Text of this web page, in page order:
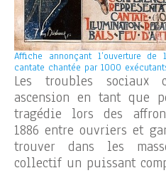
Affiche annonçant l’ouverture
cantate chantée par 1000
Les troubles sociaux
ascension en tant que
tragédie lors des
1886 entre ouvriers et
trouver dans les
collectif un puissant